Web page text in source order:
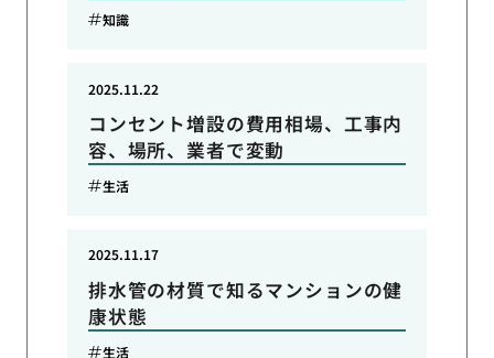
知識
コンセント増設の費用相場、工事内
容、場所、業者で変動
2025.11.22
生活
排水管の材質で知るマンションの健
康状態
2025.11.17
生活